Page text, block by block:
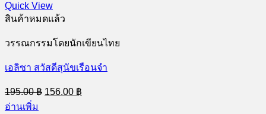
Quick View
สินค้าหมดแล้ว
วรรณกรรมโดยนักเขียนไทย
เอลิซา สวัสดีสุนัขเรือนจำ
195.00฿ Original
price
156.00 ฿
price
อ่านเพิ่ม